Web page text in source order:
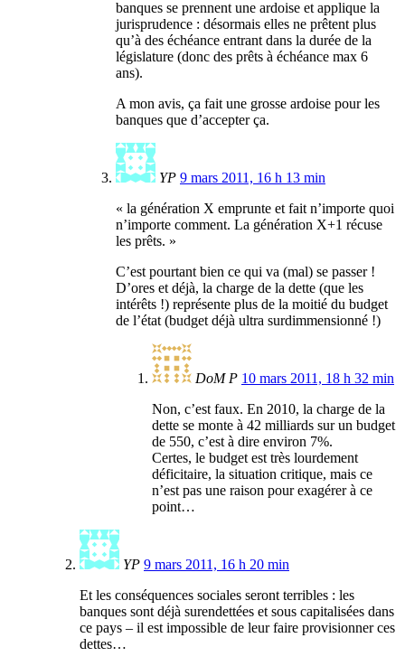
banques se prennent une ardoise et applique la
jurisprudence : désormais elles ne prêtent plus
qu’à des échéance entrant dans la durée de la
législature (donc des prêts à échéance max 6
ans).
A mon avis, ça fait une grosse ardoise pour les
banques que d’accepter ça.
YP 9 mars 2011, 16 h 13 min
« la génération X emprunte et fait n’importe quoi
n’importe comment. La génération X+1 récuse
les prêts. »
C’est pourtant bien ce qui va (mal) se passer !
D’ores et déjà, la charge de la dette (que les
intérêts !) représente plus de la moitié du budget
de l’état (budget déjà ultra surdimmensionné !)
DoM P 10 mars 2011, 18 h 32 min
Non, c’est faux. En 2010, la charge de la
dette se monte à 42 milliards sur un budget
de 550, c’est à dire environ 7%.
Certes, le budget est très lourdement
déficitaire, la situation critique, mais ce
n’est pas une raison pour exagérer à ce
point…
YP 9 mars 2011, 16 h 20 min
Et les conséquences sociales seront terribles : les
banques sont déjà surendettées et sous capitalisées dans
ce pays – il est impossible de leur faire provisionner ces
dettes…